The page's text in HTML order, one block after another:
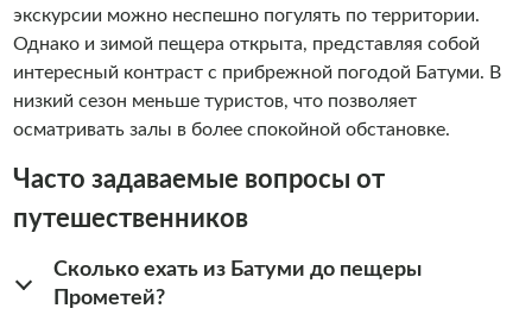
экскурсии можно неспешно погулять по территории.
Однако и зимой пещера открыта, представляя собой
интересный контраст с прибрежной погодой Батуми. В
низкий сезон меньше туристов, что позволяет
осматривать залы в более спокойной обстановке.
Часто задаваемые вопросы от
путешественников
Сколько ехать из Батуми до пещеры
Прометей?